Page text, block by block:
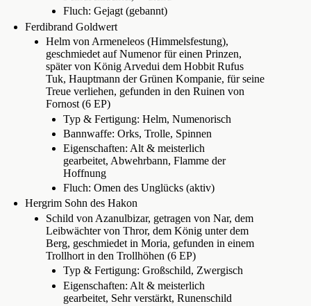
Fluch: Gejagt (gebannt)
Ferdibrand Goldwert
Helm von Armeneleos (Himmelsfestung),
geschmiedet auf Numenor für einen Prinzen,
später von König Arvedui dem Hobbit Rufus
Tuk, Hauptmann der Grünen Kompanie, für seine
Treue verliehen, gefunden in den Ruinen von
Fornost (6 EP)
Typ & Fertigung: Helm, Numenorisch
Bannwaffe: Orks, Trolle, Spinnen
Eigenschaften: Alt & meisterlich
gearbeitet, Abwehrbann, Flamme der
Hoffnung
Fluch: Omen des Unglücks (aktiv)
Hergrim Sohn des Hakon
Schild von Azanulbizar, getragen von Nar, dem
Leibwächter von Thror, dem König unter dem
Berg, geschmiedet in Moria, gefunden in einem
Trollhort in den Trollhöhen (6 EP)
Typ & Fertigung: Großschild, Zwergisch
Eigenschaften: Alt & meisterlich
gearbeitet, Sehr verstärkt, Runenschild